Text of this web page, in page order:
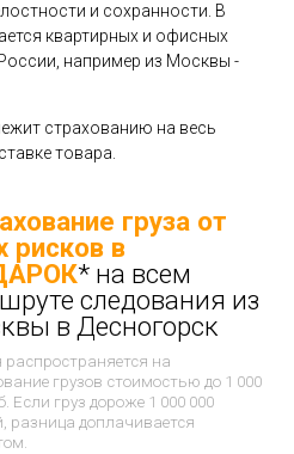
и сохранности. В
квартирных и офисных
например из Москвы -
страхованию на весь
товара.
груза от
рисков в
* на всем
следования из
в Десногорск
распространяется на
грузов стоимостью до 1 000
Если груз дороже 1 000 000
разница доплачивается